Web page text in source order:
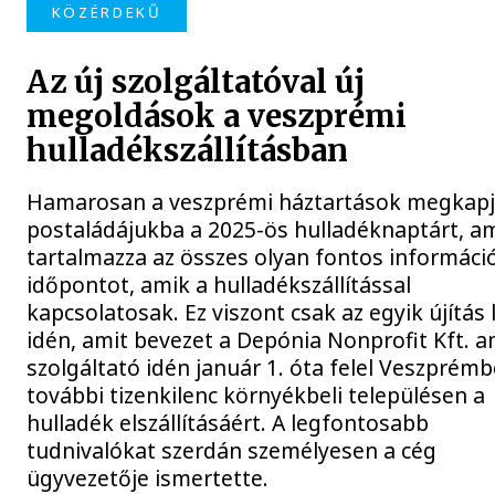
KÖZÉRDEKŰ
Az új szolgáltatóval új
megoldások a veszprémi
hulladékszállításban
Hamarosan a veszprémi háztartások
postaládájukba a 2025-ös hulladéknaptárt,
tartalmazza az összes olyan fontos
időpontot, amik a hulladékszállítással
kapcsolatosak. Ez viszont csak az egyik újítás
idén, amit bevezet a Depónia Nonprofit Kft.
szolgáltató idén január 1. óta felel
további tizenkilenc környékbeli településen a
hulladék elszállításáért. A legfontosabb
tudnivalókat szerdán személyesen a cég
ügyvezetője ismertette.